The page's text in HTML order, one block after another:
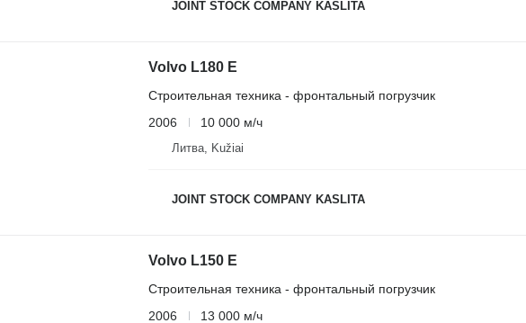
JOINT STOCK COMPANY KASLITA
Volvo L180 E
Строительная техника - фронтальный погрузчик
2006
10 000 м/ч
Литва, Kužiai
JOINT STOCK COMPANY KASLITA
Volvo L150 E
Строительная техника - фронтальный погрузчик
2006
13 000 м/ч